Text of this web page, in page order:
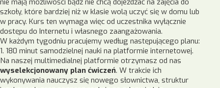
nie mają możliwości bądź nie chcą dojeżdżać na zajęcia do
szkoły, które bardziej niż w klasie wolą uczyć się w domu lub
w pracy. Kurs ten wymaga więc od uczestnika wyłącznie
dostępu do Internetu i własnego zaangażowania.
W każdym tygodniu pracujemy według następującego planu:
1. 180 minut samodzielnej nauki na platformie internetowej.
Na naszej multimedialnej platformie otrzymasz od nas
wyselekcjonowany plan ćwiczeń. W trakcie ich
wykonywania nauczysz się nowego słownictwa, struktur